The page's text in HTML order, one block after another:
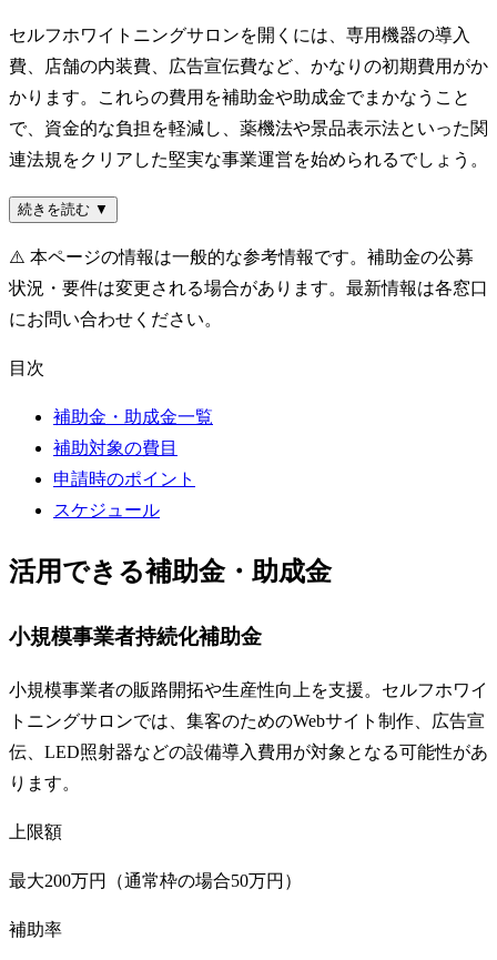
セルフホワイトニングサロンを開くには、専用機器の導入
費、店舗の内装費、広告宣伝費など、かなりの初期費用がか
かります。これらの費用を補助金や助成金でまかなうこと
で、資金的な負担を軽減し、薬機法や景品表示法といった関
連法規をクリアした堅実な事業運営を始められるでしょう。
続きを読む ▼
⚠️ 本ページの情報は一般的な参考情報です。補助金の公募
状況・要件は変更される場合があります。最新情報は各窓口
にお問い合わせください。
目次
補助金・助成金一覧
補助対象の費目
申請時のポイント
スケジュール
活用できる補助金・助成金
小規模事業者持続化補助金
小規模事業者の販路開拓や生産性向上を支援。セルフホワイ
トニングサロンでは、集客のためのWebサイト制作、広告宣
伝、LED照射器などの設備導入費用が対象となる可能性があ
ります。
上限額
最大200万円（通常枠の場合50万円）
補助率